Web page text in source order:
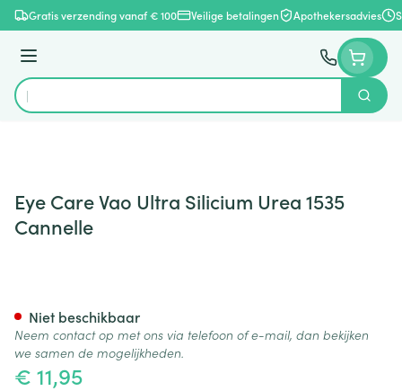
Ga naar de inhoud
Gratis verzending vanaf € 100 Veilige betalingen Apothekersadvies
Menu
Product, merk, categorie...
Zoek
Eye Care Vao Ultra Silicium Urea 1535
Cannelle
€ 11,95
Niet beschikbaar
Neem contact op met ons via telefoon of e-mail, dan bekijken
we samen de mogelijkheden.